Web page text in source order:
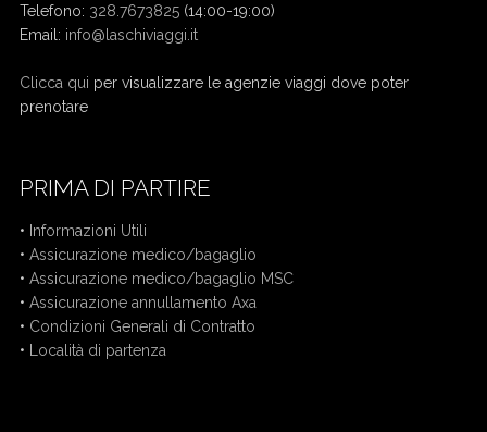
Telefono: 328.7673825 (14:00-19:00)
Email: info@laschiviaggi.it
Clicca qui per visualizzare le agenzie viaggi dove poter
prenotare
PRIMA DI PARTIRE
• Informazioni Utili
• Assicurazione medico/bagaglio
• Assicurazione medico/bagaglio MSC
• Assicurazione annullamento Axa
• Condizioni Generali di Contratto
• Località di partenza